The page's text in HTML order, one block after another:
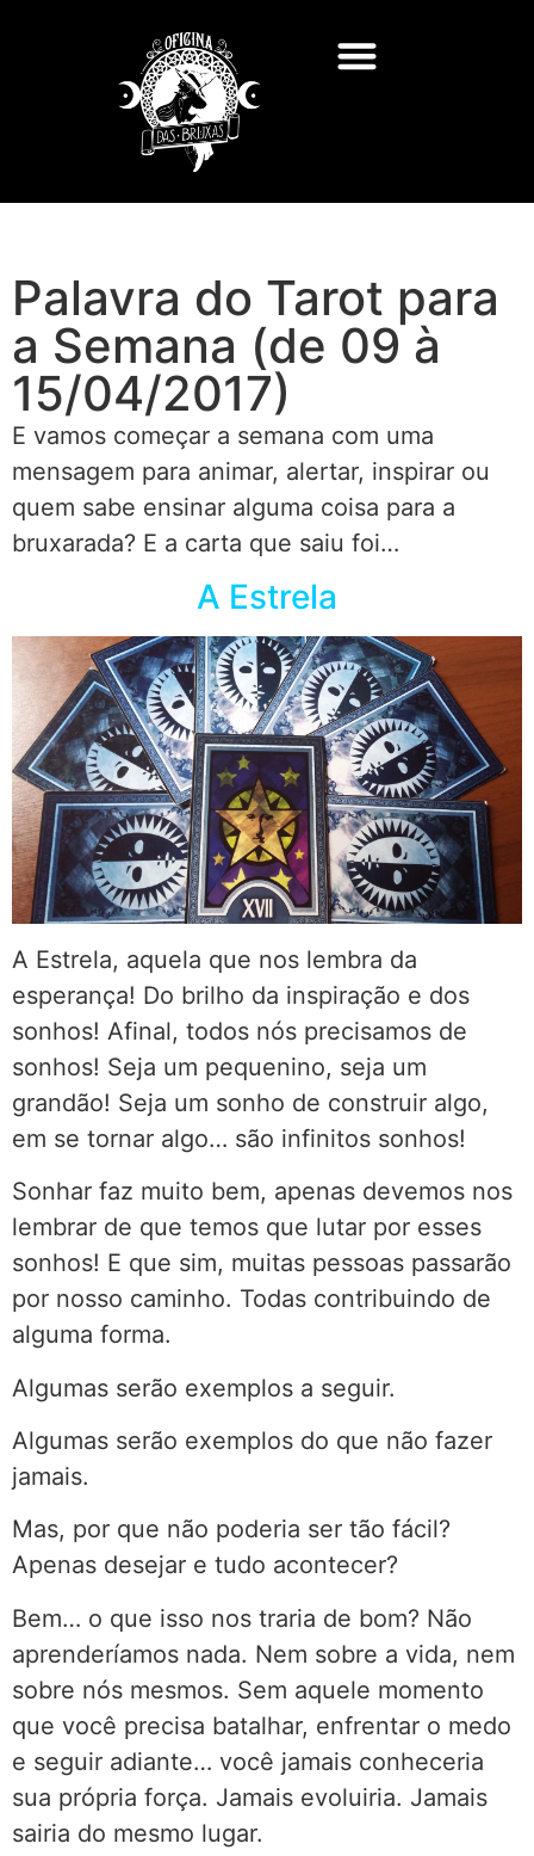
Palavra do Tarot para
a Semana (de 09 à
15/04/2017)
E vamos começar a semana com uma
mensagem para animar, alertar, inspirar ou
quem sabe ensinar alguma coisa para a
bruxarada? E a carta que saiu foi…
A Estrela
A Estrela, aquela que nos lembra da
esperança! Do brilho da inspiração e dos
sonhos! Afinal, todos nós precisamos de
sonhos! Seja um pequenino, seja um
grandão! Seja um sonho de construir algo,
em se tornar algo… são infinitos sonhos!
Sonhar faz muito bem, apenas devemos nos
lembrar de que temos que lutar por esses
sonhos! E que sim, muitas pessoas passarão
por nosso caminho. Todas contribuindo de
alguma forma.
Algumas serão exemplos a seguir.
Algumas serão exemplos do que não fazer
jamais.
Mas, por que não poderia ser tão fácil?
Apenas desejar e tudo acontecer?
Bem… o que isso nos traria de bom? Não
aprenderíamos nada. Nem sobre a vida, nem
sobre nós mesmos. Sem aquele momento
que você precisa batalhar, enfrentar o medo
e seguir adiante… você jamais conheceria
sua própria força. Jamais evoluiria. Jamais
sairia do mesmo lugar.